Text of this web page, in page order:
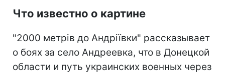
Что известно о картине
"2000 метрів до Андріївки" рассказывает
о боях за село Андреевка, что в Донецкой
области и путь украинских военных через